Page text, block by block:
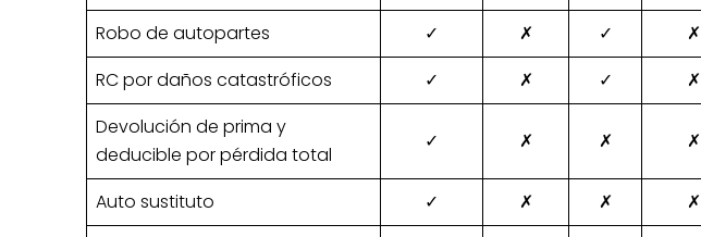
Robo de autopartes ✓ ✗ ✓ ✗
RC por daños catastróficos
✓ ✗ ✓ ✗
Devolución de prima y
deducible por pérdida total
✓ ✗ ✗ ✗
Auto sustituto ✓ ✗ ✗ ✗